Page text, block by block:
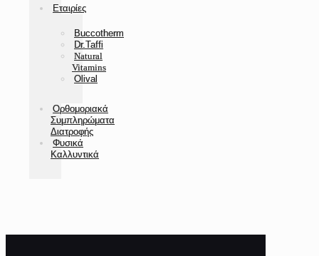
Εταιρίες
Buccotherm
Dr.Taffi
Natural
Vitamins
Olival
Ορθομοριακά
Συμπληρώματα
Διατροφής
Φυσικά
Καλλυντικά